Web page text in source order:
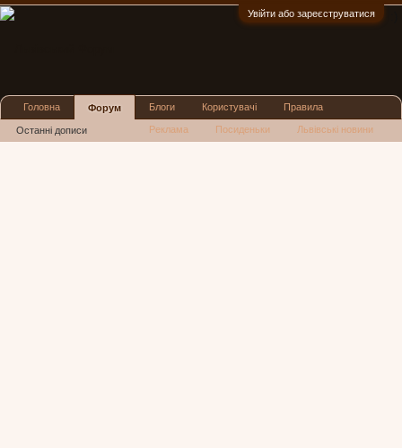
Увійти або зареєструватися
Головна Форум
Останні дописи
Блоги Користувачі Правила
Реклама Посиденьки Львівські новини